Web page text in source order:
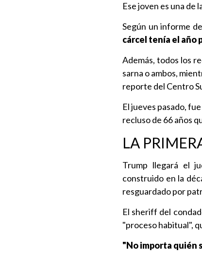
Ese joven es una de
Según un informe
cárcel tenía el año
Además, todos los
sarna o ambos,
reporte del Centro
El jueves pasado,
recluso de 66 años
LA
Trump llegará el
construido en la
resguardado por
El sheriff del
"proceso habitual",
"No importa quién